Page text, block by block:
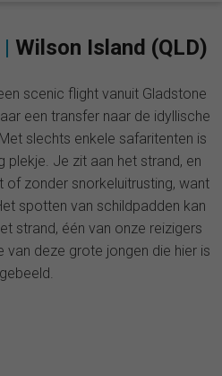
Wilson Island (QLD)
scenic flight vanuit Gladstone
een transfer naar de idyllische
slechts enkele safaritenten is
plekje. Je zit aan het strand, en
zonder snorkeluitrusting, want
spotten van schildpadden kan
strand, één van onze reizigers
deze grote jongen die hier is